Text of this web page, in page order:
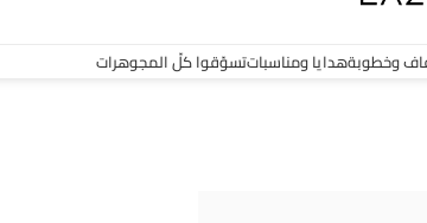
وخطوبةهدايا ومناسباتتسوّقوا كلّ المجوهرات